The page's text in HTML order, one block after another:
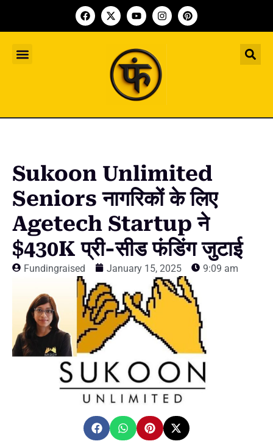
Sukoon Unlimited
Seniors नागरिकों के लिए
Agetech Startup ने
$430K प्री-सीड फंडिंग जुटाई
Fundingraised January 15, 2025 9:09 am